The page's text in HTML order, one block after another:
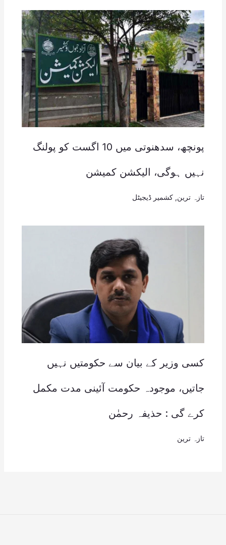
پونچھ، سدھنوتی میں 10 اگست کو پولنگ
نہیں ہوگی، الیکشن کمیشن
تازہ ترین کشمیر ڈیجیٹل
کسی وزیر کے بیان سے حکومتیں نہیں
جاتیں، موجودہ حکومت آئینی مدت مکمل
کرے گی : حذیفہ رحمٰن
تازہ ترین